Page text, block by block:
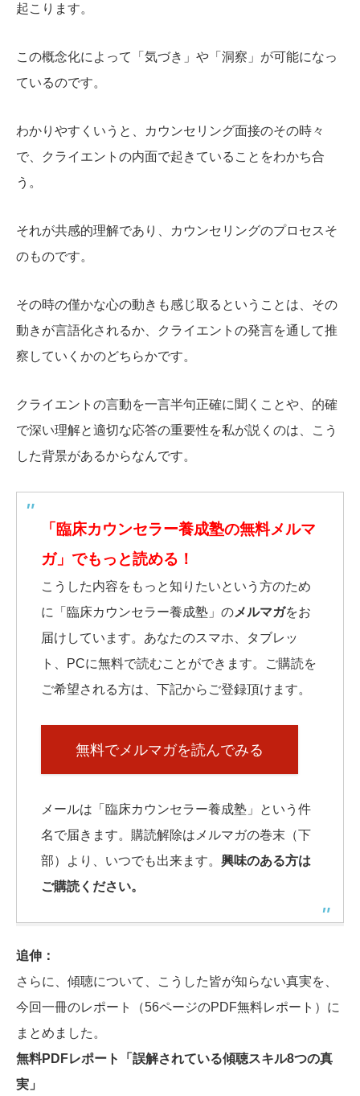
起こります。
この概念化によって「気づき」や「洞察」が可能になっ
ているのです。
わかりやすくいうと、カウンセリング面接のその時々
で、クライエントの内面で起きていることをわかち合
う。
それが共感的理解であり、カウンセリングのプロセスそ
のものです。
その時の僅かな心の動きも感じ取るということは、その
動きが言語化されるか、クライエントの発言を通して推
察していくかのどちらかです。
クライエントの言動を一言半句正確に聞くことや、的確
で深い理解と適切な応答の重要性を私が説くのは、こう
した背景があるからなんです。
「臨床カウンセラー養成塾の無料メルマ
ガ」でもっと読める！
こうした内容をもっと知りたいという方のため
に「臨床カウンセラー養成塾」のメルマガをお
届けしています。あなたのスマホ、タブレッ
ト、PCに無料で読むことができます。ご購読を
ご希望される方は、下記からご登録頂けます。
無料でメルマガを読んでみる
メールは「臨床カウンセラー養成塾」という件
名で届きます。購読解除はメルマガの巻末（下
部）より、いつでも出来ます。 興味のある方は
ご購読ください。
追伸：
さらに、傾聴について、こうした皆が知らない真実を、
今回一冊のレポート（56ページのPDF無料レポート）に
まとめました。
無料PDFレポート「誤解されている傾聴スキル8つの真
実」